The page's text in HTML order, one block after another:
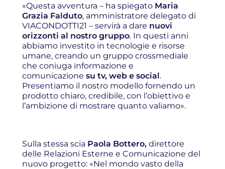
«Questa avventura – ha spiegato Maria
Grazia Falduto, amministratore delegato di
VIACONDOTTI21 – servirà a dare nuovi
orizzonti al nostro gruppo. In questi anni
abbiamo investito in tecnologie e risorse
umane, creando un gruppo crossmediale
che coniuga informazione e
comunicazione su tv, web e social.
Presentiamo il nostro modello fornendo un
prodotto chiaro, credibile, con l’obiettivo e
l’ambizione di mostrare quanto valiamo».
Sulla stessa scia Paola Bottero, direttore
delle Relazioni Esterne e Comunicazione del
nuovo progetto: «Nel mondo vasto della